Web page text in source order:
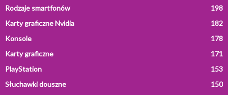
Rodzaje smartfonów
198
Karty graficzne Nvidia
182
Konsole
178
Karty graficzne
171
PlayStation
153
Słuchawki douszne
150